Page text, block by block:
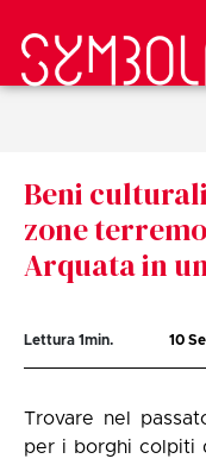
Beni
zone
Arquata in
Lettura 1min. 10
Trovare nel
per i borghi colpiti